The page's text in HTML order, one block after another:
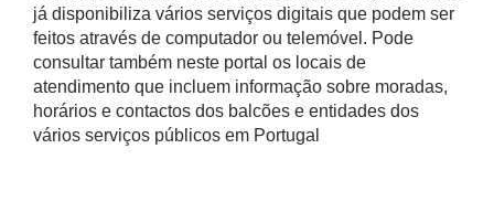
já disponibiliza vários serviços digitais que podem ser
feitos através de computador ou telemóvel. Pode
consultar também neste portal os locais de
atendimento que incluem informação sobre moradas,
horários e contactos dos balcões e entidades dos
vários serviços públicos em Portugal